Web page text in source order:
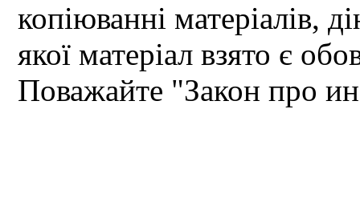
копіюванні матеріалів,
якої матеріал взято є
Поважайте "Закон про